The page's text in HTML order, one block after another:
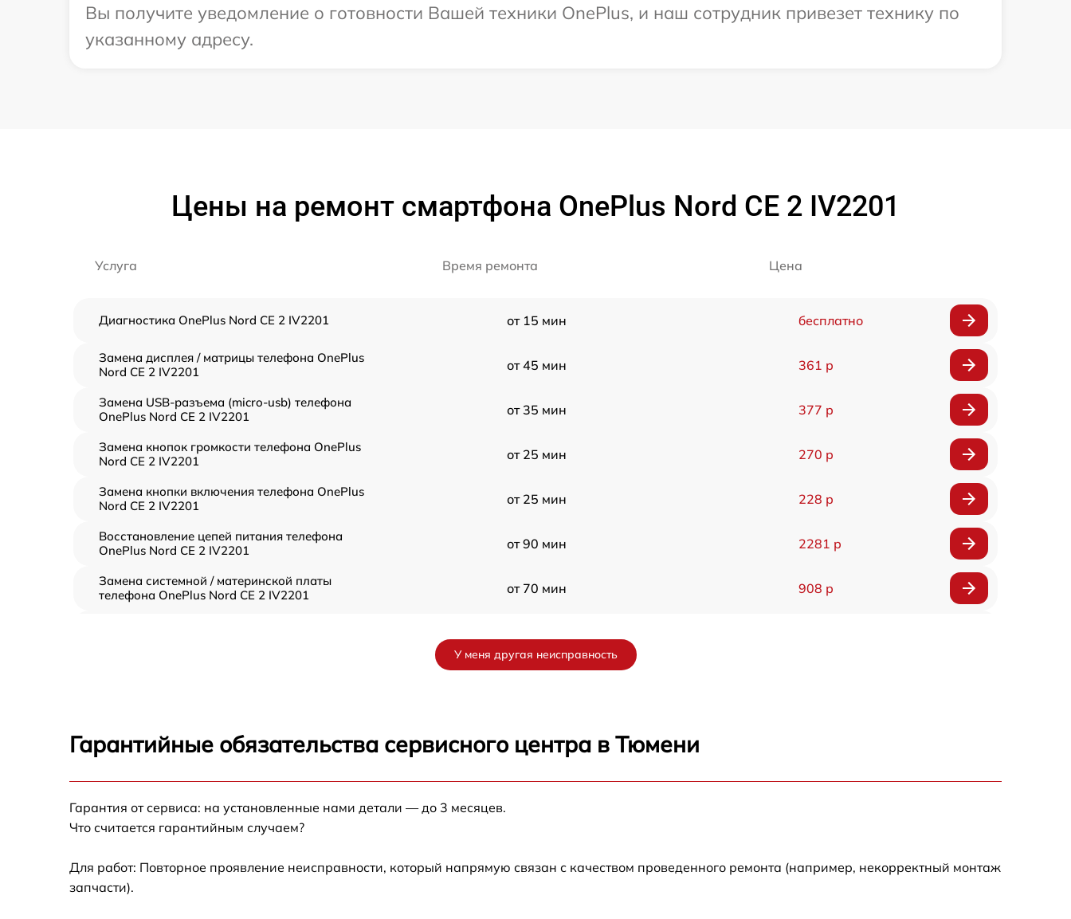
Вы получите уведомление о готовности Вашей техники OnePlus, и наш сотрудник привезет технику по
указанному адресу.
Цены на ремонт смартфона OnePlus Nord CE 2 IV2201
Услуга Время ремонта Цена
Диагностика OnePlus Nord CE 2 IV2201 от 15 мин бесплатно
Замена дисплея / матрицы телефона OnePlus
Nord CE 2 IV2201
от 45 мин 361 р
Замена USB-разъема (micro-usb) телефона
OnePlus Nord CE 2 IV2201
от 35 мин 377 р
Замена кнопок громкости телефона OnePlus
Nord CE 2 IV2201
от 25 мин 270 р
Замена кнопки включения телефона OnePlus
Nord CE 2 IV2201
от 25 мин 228 р
Восстановление цепей питания телефона
OnePlus Nord CE 2 IV2201
от 90 мин 2281 р
Замена системной / материнской платы
телефона OnePlus Nord CE 2 IV2201
от 70 мин 908 р
Замена динамика телефона OnePlus Nord CE
2 IV2201
IV2201
Замена корпуса телефона OnePlus Nord CE 2
У меня другая неисправность
Гарантийные обязательства сервисного центра в Тюмени
Гарантия от сервиса: на установленные нами детали — до 3 месяцев.
Что считается гарантийным случаем?
Для работ: Повторное проявление неисправности, который напрямую связан с качеством проведенного ремонта (например, некорректный монтаж
запчасти).